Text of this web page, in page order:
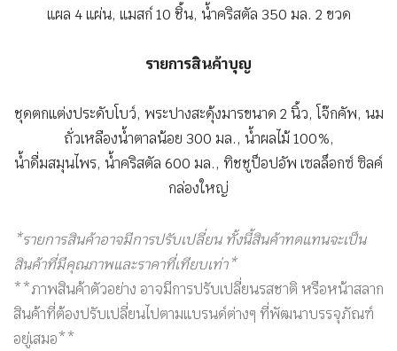
แผล 4 แผ่น, แมสก์ 10 ชิ้น, น้ำคริสตัล 350 มล. 2 ขวด
รายการสินค้าบุญ
ชุดตกแต่งประดับโบว์, พระปางสะดุ้งมารขนาด 2 นิ้ว, โจ๊กคัพ, นม
ถั่วเหลืองน้ำตาลน้อย 300 มล., น้ำผลไม้ 100%,
น้ำดื่มสมุนไพร, น้ำคริสตัล 600 มล., ทิชชูป็อปอัพ เซลล็อกซ์ ซิลค์
กล่องใหญ่
*รายการสินค้าอาจมีการปรับเปลี่ยน ทั้งนี้สินค้าทดแทนจะเป็น
สินค้าที่มีคุณภาพและราคาที่เทียบเท่า*
**ภาพสินค้าตัวอย่าง อาจมีการปรับเปลี่ยนรสชาติ หรือหน้าสลาก
สินค้าที่ต้องปรับเปลี่ยนไปตามแบรนด์ต่างๆ ที่พัฒนาบรรจุภัณฑ์
อยู่เสมอ**